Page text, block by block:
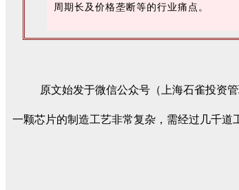
周期长及价格垄断等的行业痛点。
原文始发于微信公众号（上海石雀投资管
一颗芯片的制造工艺非常复杂，需经过几千道